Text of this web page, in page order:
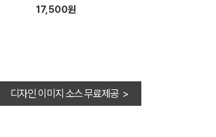
선물 답례품
17,500원
디자인 이미지 소스 무료제공 >